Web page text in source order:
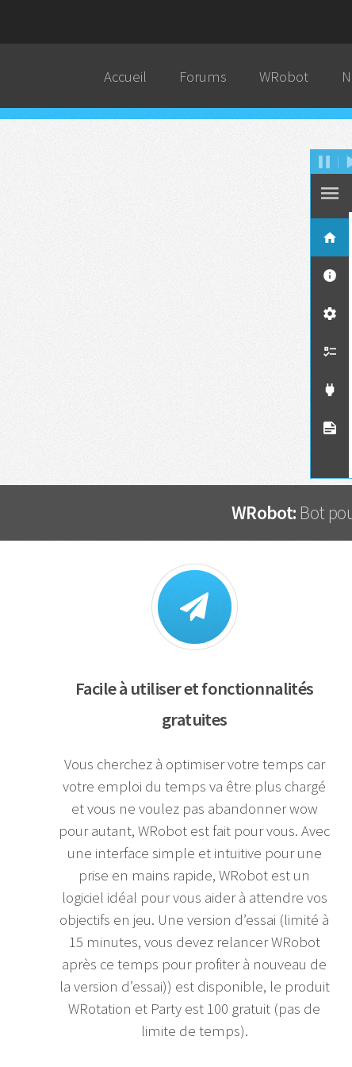
Accueil Forums WRobot
WRobot: Bot
Facile à utiliser et fonctionnalités
gratuites
Vous cherchez à optimiser votre temps car
votre emploi du temps va être plus chargé
et vous ne voulez pas abandonner wow
pour autant, WRobot est fait pour vous. Avec
une interface simple et intuitive pour une
prise en mains rapide, WRobot est un
logiciel idéal pour vous aider à attendre vos
objectifs en jeu. Une version d’essai (limité à
15 minutes, vous devez relancer WRobot
après ce temps pour profiter à nouveau de
la version d’essai)) est disponible, le produit
WRotation et Party est 100 gratuit (pas de
limite de temps).